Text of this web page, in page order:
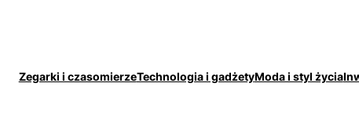
Zegarki i czasomierzeTechnologia i gadżetyModa i styl życia